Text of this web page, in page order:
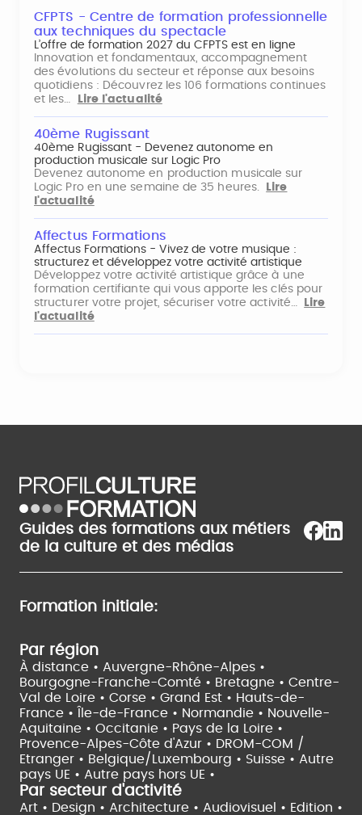
CFPTS - Centre de formation professionnelle
aux techniques du spectacle
L’offre de formation 2027 du CFPTS est en ligne
Innovation et fondamentaux, accompagnement
des évolutions du secteur et réponse aux besoins
quotidiens : Découvrez les 106 formations continues
et les…
Lire l'actualité
40ème Rugissant
40ème Rugissant - Devenez autonome en
production musicale sur Logic Pro
Devenez autonome en production musicale sur
Logic Pro en une semaine de 35 heures.
Lire
l'actualité
Affectus Formations
Affectus Formations - Vivez de votre musique :
structurez et développez votre activité artistique
Développez votre activité artistique grâce à une
formation certifiante qui vous apporte les clés pour
structurer votre projet, sécuriser votre activité…
Lire
l'actualité
Guides des formations aux métiers
de la culture et des médias
Formation initiale:
Par région
À distance • Auvergne-Rhône-Alpes •
Bourgogne-Franche-Comté • Bretagne • Centre-
Val de Loire • Corse • Grand Est • Hauts-de-
France •
Île-de-France • Normandie • Nouvelle-
Aquitaine • Occitanie • Pays de la Loire •
Provence-Alpes-Côte d'Azur • DROM-COM /
Etranger • Belgique/Luxembourg • Suisse • Autre
pays UE • Autre pays hors UE •
Par secteur d'activité
Art • Design • Architecture • Audiovisuel • Edition •